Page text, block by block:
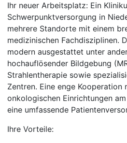
Ihr neuer Arbeitsplatz: Ein
Schwerpunktversorgung in
mehrere Standorte mit einem
medizinischen Fachdisziplinen.
modern ausgestattet unter
hochauflösender Bildgebung
Strahlentherapie sowie
Zentren. Eine enge Kooperation
onkologischen Einrichtungen
eine umfassende
Ihre Vorteile: